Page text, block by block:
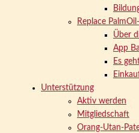
Replace
Über
App
Es
Unterstützung
Aktiv werden
Mitgliedschaft
Orang-Utan-